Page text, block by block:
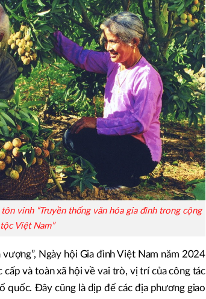
vinh “Truyền thống văn hóa gia đình trong cộng
Việt Nam”
Ngày hội Gia đình Việt Nam năm 2024
cấp và toàn xã hội về vai trò, vị trí của công tác
quốc. Đây cũng là dịp để các địa phương giao